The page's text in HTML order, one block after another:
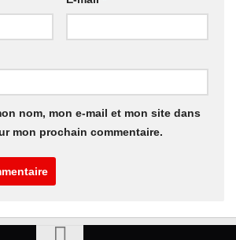
nom, mon e-mail et mon site dans
mon prochain commentaire.